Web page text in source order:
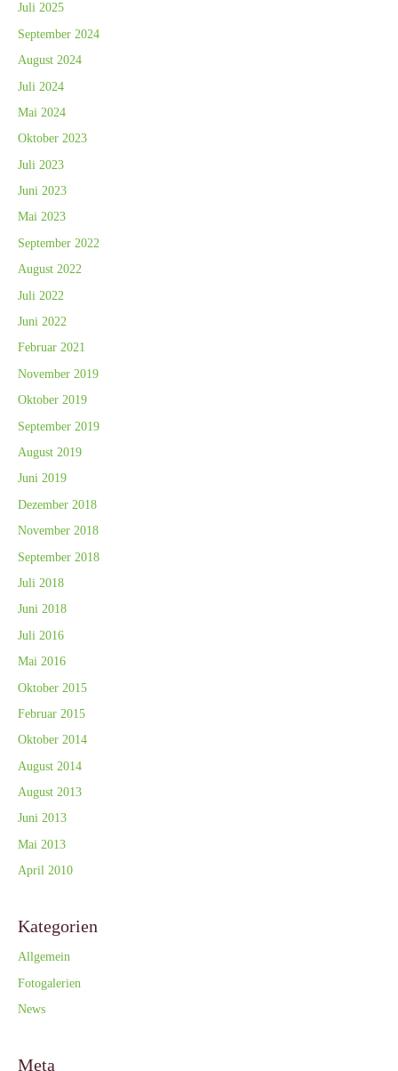
Juli 2025
September 2024
August 2024
Juli 2024
Mai 2024
Oktober 2023
Juli 2023
Juni 2023
Mai 2023
September 2022
August 2022
Juli 2022
Juni 2022
Februar 2021
November 2019
Oktober 2019
September 2019
August 2019
Juni 2019
Dezember 2018
November 2018
September 2018
Juli 2018
Juni 2018
Juli 2016
Mai 2016
Oktober 2015
Februar 2015
Oktober 2014
August 2014
August 2013
Juni 2013
Mai 2013
April 2010
Kategorien
Allgemein
Fotogalerien
News
Meta